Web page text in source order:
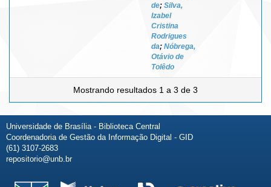
de; Silva,
Izabel
Cristina
Rodrigues
da; Nóbrega,
Otávio de
Tolêdo
Mostrando resultados 1 a 3 de 3
Universidade de Brasília - Biblioteca Central
Coordenadoria de Gestão da Informação Digital - GID
(61) 3107-2683
repositorio@unb.br